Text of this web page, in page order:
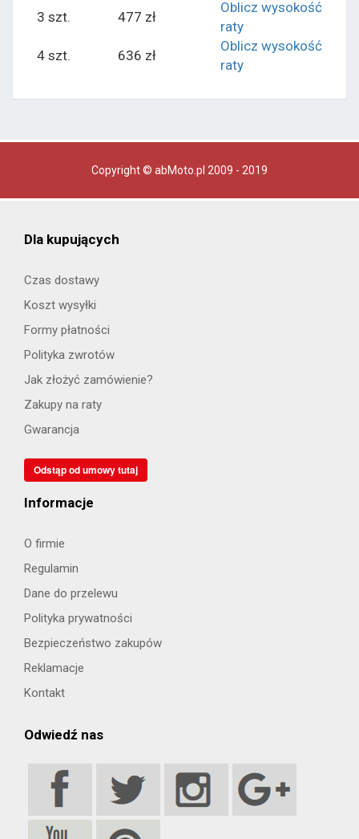
3 szt.
477 zł
Oblicz wysokość
raty
4 szt.
636 zł
Oblicz wysokość
raty
Copyright © abMoto.pl 2009 - 2019
Dla kupujących
Czas dostawy
Koszt wysyłki
Formy płatności
Polityka zwrotów
Jak złożyć zamówienie?
Zakupy na raty
Gwarancja
Odstąp od umowy tutaj
Informacje
O firmie
Regulamin
Dane do przelewu
Polityka prywatności
Bezpieczeństwo zakupów
Reklamacje
Kontakt
Odwiedź nas